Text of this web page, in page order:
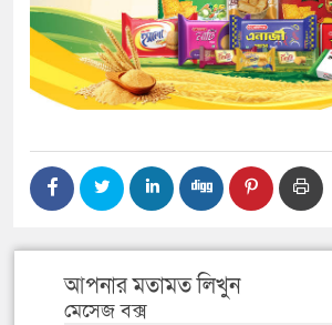
আপনার মতামত লিখুন
মেসেজ বক্স